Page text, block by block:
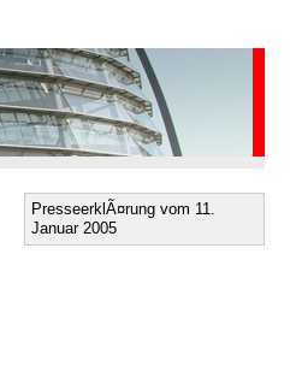
PresseerklÃ¤rung vom 11.
Januar 2005